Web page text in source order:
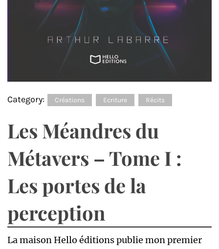
Category: Créations Ecriture Récits
Les Méandres du
Métavers – Tome I :
Les portes de la
perception
La maison Hello éditions publie mon premier